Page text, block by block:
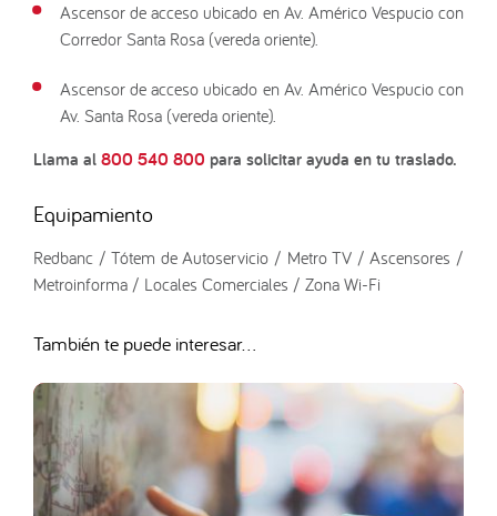
Ascensor de acceso ubicado en Av. Américo Vespucio con
Corredor Santa Rosa (vereda oriente).
Ascensor de acceso ubicado en Av. Américo Vespucio con
Av. Santa Rosa (vereda oriente).
Llama al800 540 800 para solicitar ayuda en tu traslado.
Equipamiento
Redbanc / Tótem de Autoservicio / Metro TV / Ascensores /
Metroinforma / Locales Comerciales / Zona Wi-Fi
También te puede interesar...